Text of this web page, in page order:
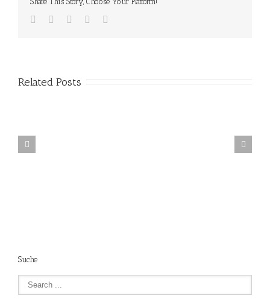
Related Posts
– die deutsche
Suche